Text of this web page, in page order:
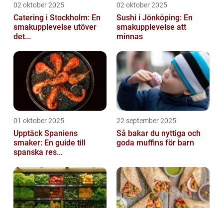
02 oktober 2025
Catering i Stockholm: En
smakupplevelse utöver
det...
02 oktober 2025
Sushi i Jönköping: En
smakupplevelse att
minnas
01 oktober 2025
Upptäck Spaniens
smaker: En guide till
spanska res...
22 september 2025
Så bakar du nyttiga och
goda muffins för barn